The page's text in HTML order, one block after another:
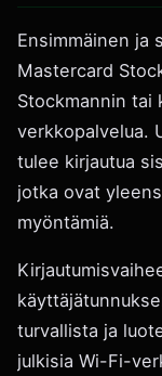
Ensimmäinen ja
Mastercard
Stockmannin tai
verkkopalvelua.
tulee kirjautua
jotka ovat
myöntämiä.
turvallista ja
julkisia Wi-Fi-